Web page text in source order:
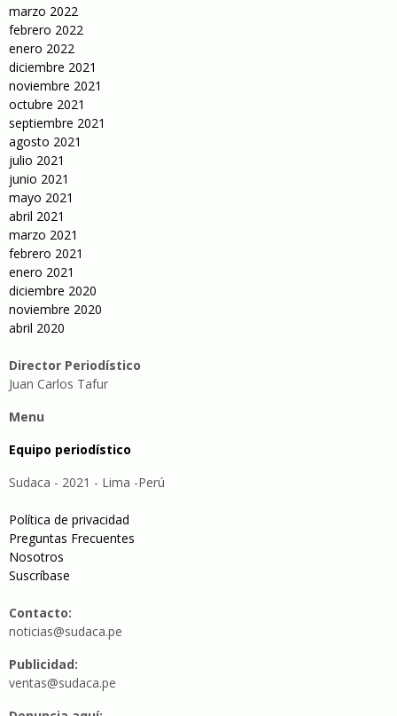
marzo 2022
febrero 2022
enero 2022
diciembre 2021
noviembre 2021
octubre 2021
septiembre 2021
agosto 2021
julio 2021
junio 2021
mayo 2021
abril 2021
marzo 2021
febrero 2021
enero 2021
diciembre 2020
noviembre 2020
abril 2020
Director Periodístico
Juan Carlos Tafur
Menu
Equipo periodístico
Sudaca - 2021 - Lima -Perú
Política de privacidad
Preguntas Frecuentes
Nosotros
Suscríbase
Contacto:
noticias@sudaca.pe
Publicidad:
ventas@sudaca.pe